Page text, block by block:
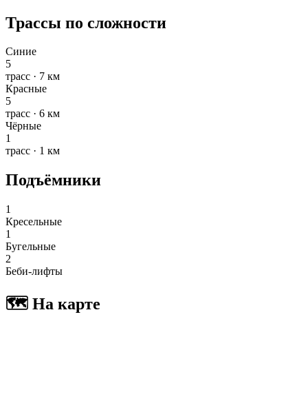
Трассы по сложности
Синие
5
трасс · 7 км
Красные
5
трасс · 6 км
Чёрные
1
трасс · 1 км
Подъёмники
1
Кресельные
1
Бугельные
2
Беби-лифты
🗺 На карте